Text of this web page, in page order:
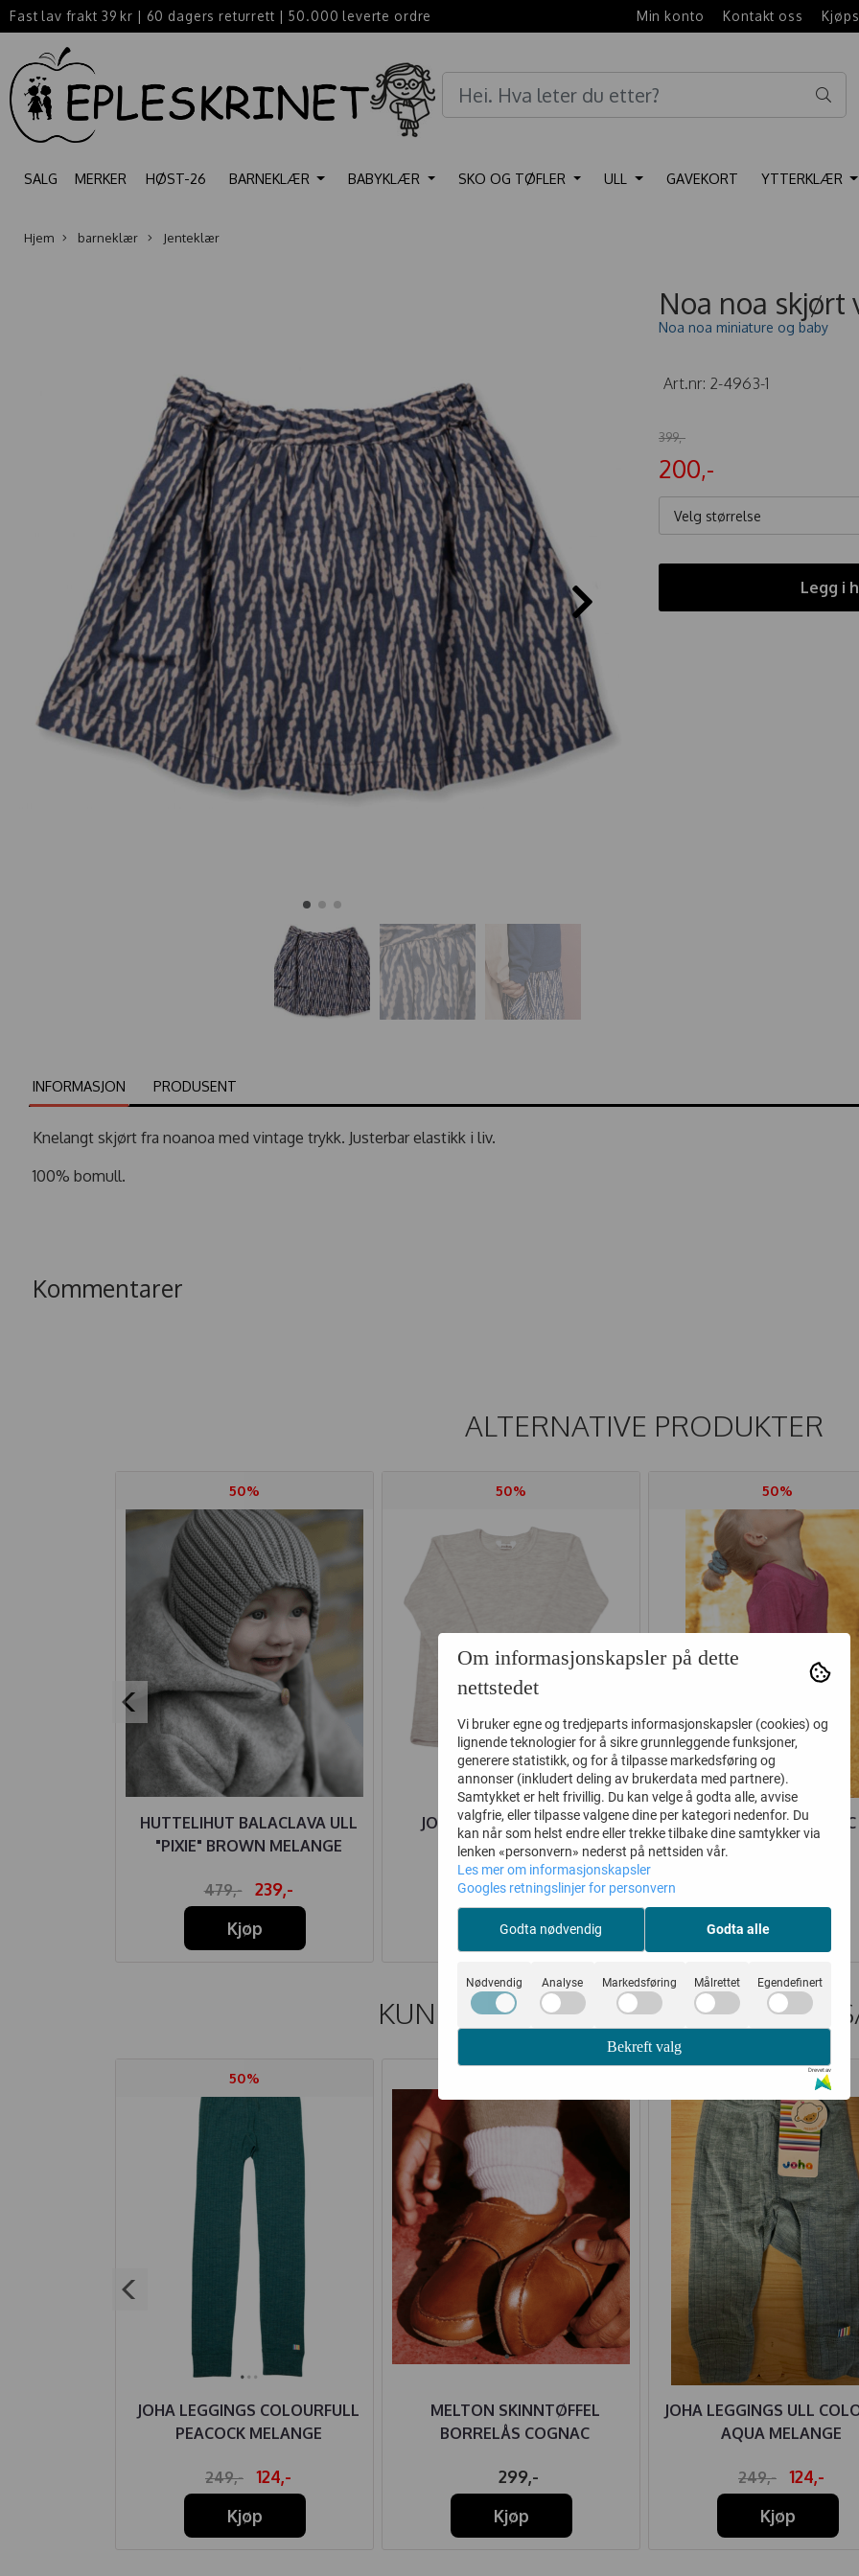
Fast lav frakt 39 kr | 60 dagers returrett | 50.000 leverte ordre Min konto Kontakt oss
SALG MERKER HØST-26 BARNEKLÆR BABYKLÆR SKO OG TØFLER ULL GAVEKORT YTTERKLÆR
Hjem barneklær Jenteklær
Noa noa
Noa noa miniature og baby
Art.nr: 2-4963-1
399,-
200,-
Velg størrelse
Legg i
INFORMASJON PRODUSENT
Knelangt skjørt fra noanoa med vintage trykk. Justerbar elastikk i liv.
100% bomull.
Kommentarer
ALTERNATIVE PRODUKTER
50%
HUTTELIHUT BALACLAVA ULL
"PIXIE" BROWN MELANGE
479,-
239,-
Kjøp
50%
JOHA GENSER ULL CREME
399,-
199,-
Kjøp
50%
JOHA GENSER BASIC
BRINGEBÆR
Kjøp
KUNDER SOM SÅ PÅ DETTE SÅ
50%
JOHA LEGGINGS COLOURFULL
PEACOCK MELANGE
249,-
124,-
Kjøp
MELTON SKINNTØFFEL
BORRELÅS COGNAC
299,-
Kjøp
JOHA LEGGINGS ULL
AQUA MELANGE
249,-
124,-
Kjøp
Om informasjonskapsler på dette
nettstedet
Vi bruker egne og tredjeparts informasjonskapsler (cookies) og
lignende teknologier for å sikre grunnleggende funksjoner,
generere statistikk, og for å tilpasse markedsføring og
annonser (inkludert deling av brukerdata med partnere).
Samtykket er helt frivillig. Du kan velge å godta alle, avvise
valgfrie, eller tilpasse valgene dine per kategori nedenfor. Du
kan når som helst endre eller trekke tilbake dine samtykker via
lenken «personvern» nederst på nettsiden vår.
Les mer om informasjonskapsler
Googles retningslinjer for personvern
Godta nødvendig Godta alle
Nødvendig Analyse Markedsføring Målrettet Egendefinert
Bekreft valg
Drevet av